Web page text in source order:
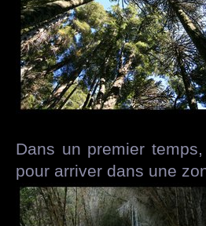
Dans un premier
pour arriver dans une